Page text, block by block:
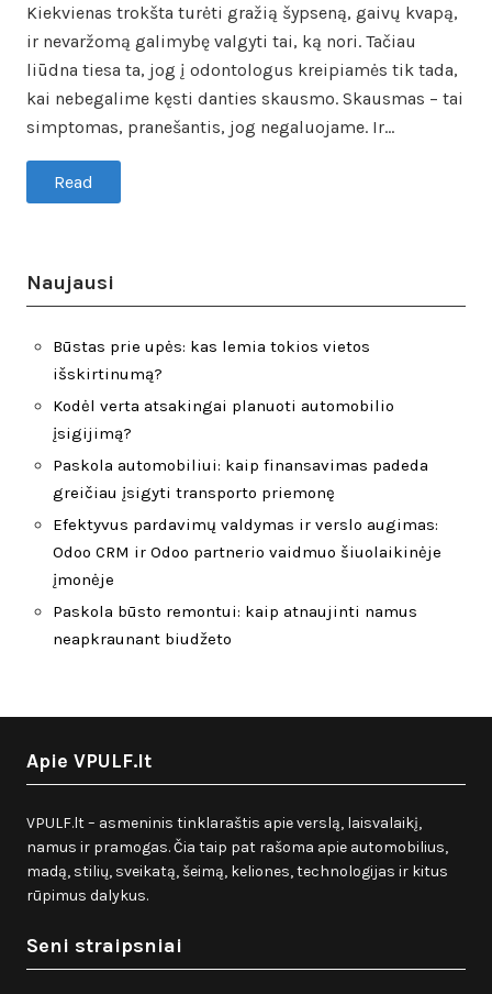
Kiekvienas trokšta turėti gražią šypseną, gaivų kvapą,
ir nevaržomą galimybę valgyti tai, ką nori. Tačiau
liūdna tiesa ta, jog į odontologus kreipiamės tik tada,
kai nebegalime kęsti danties skausmo. Skausmas – tai
simptomas, pranešantis, jog negaluojame. Ir…
Read
Naujausi
Būstas prie upės: kas lemia tokios vietos
išskirtinumą?
Kodėl verta atsakingai planuoti automobilio
įsigijimą?
Paskola automobiliui: kaip finansavimas padeda
greičiau įsigyti transporto priemonę
Efektyvus pardavimų valdymas ir verslo augimas:
Odoo CRM ir Odoo partnerio vaidmuo šiuolaikinėje
įmonėje
Paskola būsto remontui: kaip atnaujinti namus
neapkraunant biudžeto
Apie VPULF.lt
VPULF.lt – asmeninis tinklaraštis apie verslą, laisvalaikį,
namus ir pramogas. Čia taip pat rašoma apie automobilius,
madą, stilių, sveikatą, šeimą, keliones, technologijas ir kitus
rūpimus dalykus.
Seni straipsniai